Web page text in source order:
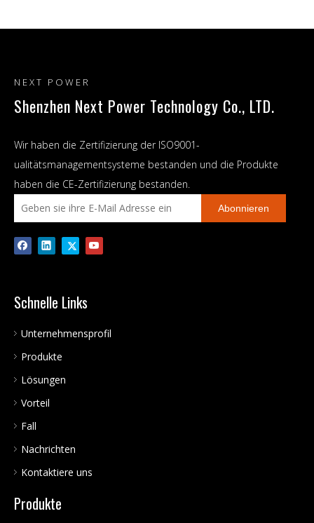
NEXT POWER
Shenzhen Next Power Technology Co., LTD.
Wir haben die Zertifizierung der ISO9001-
ualitätsmanagementsysteme bestanden und die Produkte
haben die CE-Zertifizierung bestanden.
Abonnieren
Schnelle Links
Unternehmensprofil
Produkte
Lösungen
Vorteil
Fall
Nachrichten
Kontaktiere uns
Produkte